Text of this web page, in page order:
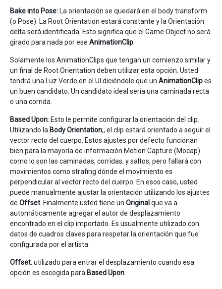
Bake into Pose: La orientación se quedará en el body transform
(o Pose). La Root Orientation estará constante y la Orientación
delta será identificada. Esto significa que el Game Object no será
girado para nada por ese AnimationClip
Solamente los AnimationClips que tengan un comienzo similar y
un final de Root Orientation deben utilizar esta opción. Usted
tendrá una Luz Verde en el UI diciéndole que un AnimationClipes
un buen candidato. Un candidato ideal sería una caminada recta
o una corrida.
Based Upon: Esto le permite configurar la orientación del clip.
Utilizando la Body Orientation,, el clip estará orientado a seguir el
vector recto del cuerpo. Estos ajustes por defecto funcionan
bien para la mayoría de información Motion Capture (Mocap)
como lo son las caminadas, corridas, y saltos, pero fallará con
movimientos como strafing dónde el movimiento es
perpendicular al vector recto del cuerpo. En esos caso, usted
puede manualmente ajustar la orientación utilizando los ajustes
de Offset . Finalmente usted tiene un Original que va a
automáticamente agregar el autor de desplazamiento
encontrado en el clip importado. Es usualmente utilizado con
datos de cuadros claves para respetar la orientación que fue
configurada por el artista.
Offset: utilizado para entrar el desplazamiento cuando esa
opción es escogida para Based Upon